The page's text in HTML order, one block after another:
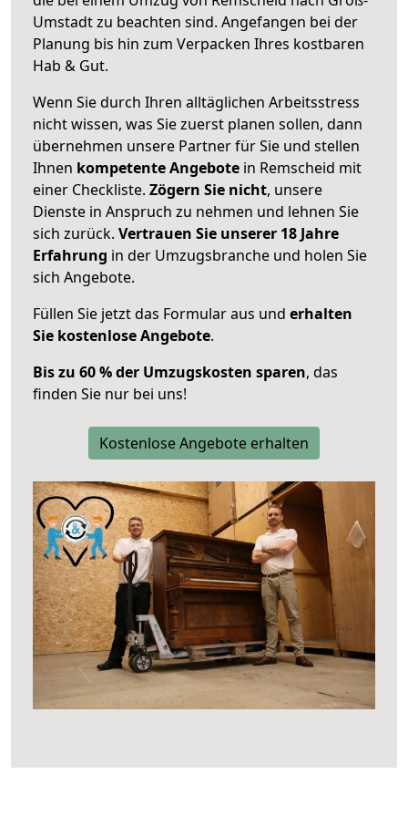
Umstadt zu beachten sind. Angefangen bei der
Planung bis hin zum Verpacken Ihres kostbaren
Hab & Gut.
Wenn Sie durch Ihren alltäglichen Arbeitsstress
nicht wissen, was Sie zuerst planen sollen, dann
übernehmen unsere Partner für Sie und stellen
Ihnen kompetente Angebote in Remscheid mit
einer Checkliste. Zögern Sie nicht, unsere
Dienste in Anspruch zu nehmen und lehnen Sie
sich zurück. Vertrauen Sie unserer 18 Jahre
Erfahrung in der Umzugsbranche und holen Sie
sich Angebote.
Füllen Sie jetzt das Formular aus und erhalten
Sie kostenlose Angebote.
Bis zu 60 % der Umzugskosten sparen, das
finden Sie nur bei uns!
Kostenlose Angebote erhalten